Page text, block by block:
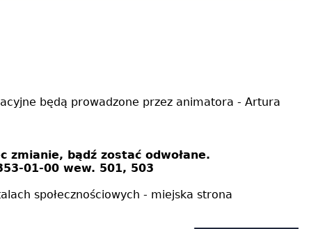
będą prowadzone przez animatora - Artura
bądź zostać odwołane.
01-00 wew. 501, 503
społecznościowych - miejska strona